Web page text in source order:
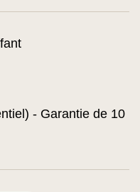
- Garantie de 10